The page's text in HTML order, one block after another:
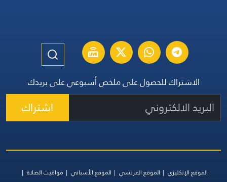
الاشتراك للحصول على ملخص أسبوعي على بريدك
اشتراك
الموقع الإنكليزي الموقع الفرنسي الموقع الأسباني
مواقيت الصلاة